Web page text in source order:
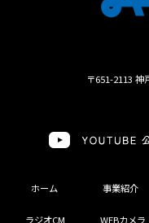
〒651-2113 神
ホーム 事業紹介
ラジオCM WEBカメラ